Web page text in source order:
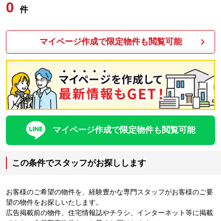
0 件
マイページ作成で限定物件も閲覧可能
マイページ作成で限定物件も閲覧可能
この条件でスタッフがお探しします
お客様のご希望の物件を、経験豊かな専門スタッフがお客様のご要
望の物件をお探しいたします。
広告掲載前の物件、住宅情報誌やチラシ、インターネット等に掲載